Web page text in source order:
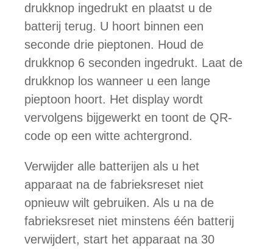
drukknop ingedrukt en plaatst u de
batterij terug. U hoort binnen een
seconde drie pieptonen. Houd de
drukknop 6 seconden ingedrukt. Laat de
drukknop los wanneer u een lange
pieptoon hoort. Het display wordt
vervolgens bijgewerkt en toont de QR-
code op een witte achtergrond.
Verwijder alle batterijen als u het
apparaat na de fabrieksreset niet
opnieuw wilt gebruiken. Als u na de
fabrieksreset niet minstens één batterij
verwijdert, start het apparaat na 30